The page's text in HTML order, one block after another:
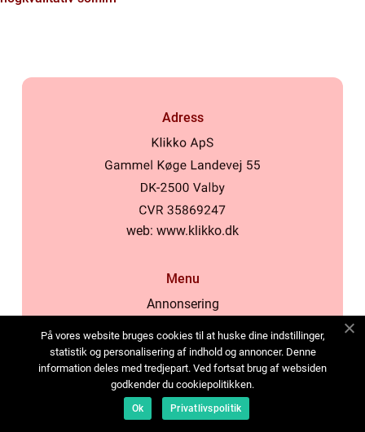
Adress
web: www.klikko.dk
Menu
Annonsering
Cookies
Kontakta oss
Sitemap
På vores website bruges cookies til at huske dine indstillinger,
statistik og personalisering af indhold og annoncer. Denne
information deles med tredjepart. Ved fortsat brug af websiden
godkender du cookiepolitikken.
Ok Privatlivspolitik